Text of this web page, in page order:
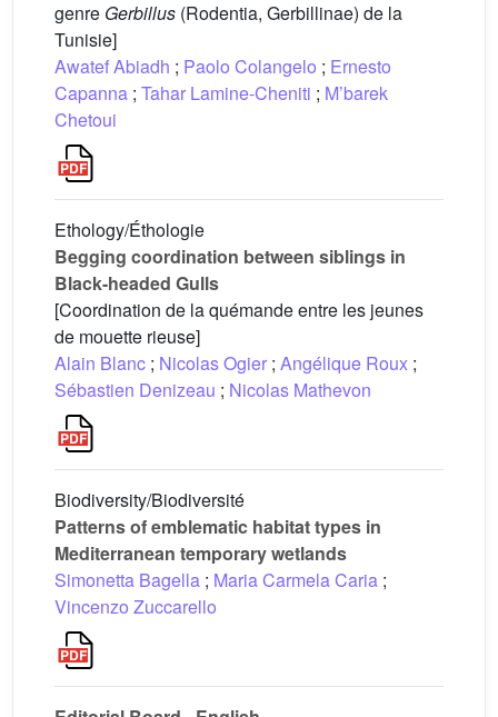
genre Gerbillus (Rodentia, Gerbillinae) de la
Tunisie]
Awatef Abiadh ; Paolo Colangelo ; Ernesto
Capanna ; Tahar Lamine-Cheniti ; M’barek
Chetoui
Ethology/Éthologie
Begging coordination between siblings in
Black-headed Gulls
[Coordination de la quémande entre les jeunes
de mouette rieuse]
Alain Blanc ; Nicolas Ogier ; Angélique Roux ;
Sébastien Denizeau ; Nicolas Mathevon
Biodiversity/Biodiversité
Patterns of emblematic habitat types in
Mediterranean temporary wetlands
Simonetta Bagella ; Maria Carmela Caria ;
Vincenzo Zuccarello